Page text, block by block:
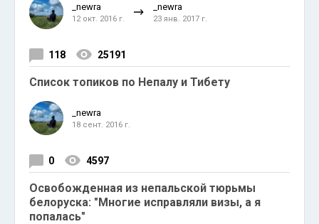
_newra
12 окт. 2016 г.
_newra
23 янв. 2017 г.
118 25191
Список топиков по Непалу и Тибету
_newra
18 сент. 2016 г.
0 4597
Освобожденная из непальской тюрьмы
белоруска: "Многие исправляли визы, а я
попалась"